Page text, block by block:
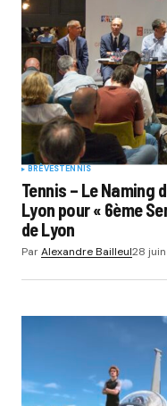
BRÈVESTENNIS
Tennis – Le Naming
Lyon pour « 6ème
de Lyon
ParAlexandre Bailleul28